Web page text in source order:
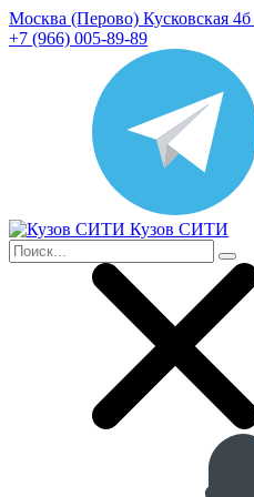
Москва (Перово) Кусковская
+7 (966) 005-89-89
Кузов СИТИ